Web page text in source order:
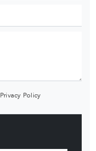
Privacy Policy